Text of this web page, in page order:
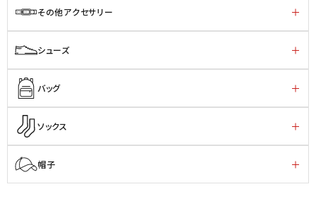
その他アクセサリー
シューズ
バッグ
ソックス
帽子